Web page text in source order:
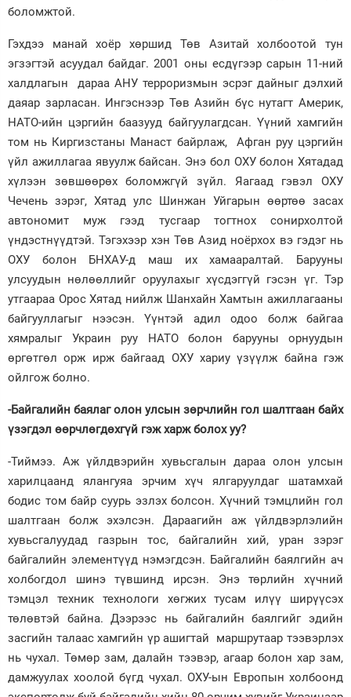
боломжтой.
Гэхдээ манай хоёр хөршид Төв Азитай холбоотой тун
эгзэгтэй асуудал байдаг. 2001 оны есдүгээр сарын 11-ний
халдлагын дараа АНУ терроризмын эсрэг дайныг дэлхий
даяар зарласан. Ингэснээр Төв Азийн бүс нутагт Америк,
НАТО-ийн цэргийн баазууд байгуулагдсан. Үүний хамгийн
том нь Киргизстаны Манаст байрлаж, Афган руу цэргийн
үйл ажиллагаа явуулж байсан. Энэ бол ОХУ болон Хятадад
хүлээн зөвшөөрөх боломжгүй зүйл. Яагаад гэвэл ОХУ
Чечень зэрэг, Хятад улс Шинжан Уйгарын өөртөө засах
автономит муж гээд тусгаар тогтнох сонирхолтой
үндэстнүүдтэй. Тэгэхээр хэн Төв Азид ноёрхох вэ гэдэг нь
ОХУ болон БНХАУ-д маш их хамааралтай. Барууны
улсуудын нөлөөллийг оруулахыг хүсдэггүй гэсэн үг. Тэр
утгаараа Орос Хятад нийлж Шанхайн Хамтын ажиллагааны
байгууллагыг нээсэн. Үүнтэй адил одоо болж байгаа
хямралыг Украин руу НАТО болон барууны орнуудын
өргөтгөл орж ирж байгаад ОХУ хариу үзүүлж байна гэж
ойлгож болно.
-Байгалийн баялаг олон улсын зөрчлийн гол шалтгаан байх
үзэгдэл өөрчлөгдөхгүй гэж харж болох уу?
-Тиймээ. Аж үйлдвэрийн хувьсгалын дараа олон улсын
харилцаанд ялангуяа эрчим хүч ялгаруулдаг шатамхай
бодис том байр суурь эзлэх болсон. Хүчний тэмцлийн гол
шалтгаан болж эхэлсэн. Дараагийн аж үйлдвэрлэлийн
хувьсгалуудад газрын тос, байгалийн хий, уран зэрэг
байгалийн элементүүд нэмэгдсэн. Байгалийн баялгийн ач
холбогдол шинэ түвшинд ирсэн. Энэ төрлийн хүчний
тэмцэл техник технологи хөгжих тусам илүү ширүүсэх
төлөвтэй байна. Дээрээс нь байгалийн баялгийг эдийн
засгийн талаас хамгийн үр ашигтай маршрутаар тээвэрлэх
нь чухал. Төмөр зам, далайн тээвэр, агаар болон хар зам,
дамжуулах хоолой бүгд чухал. ОХУ-ын Европын холбоонд